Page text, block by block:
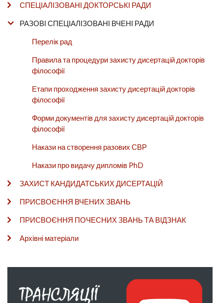
СПЕЦІАЛІЗОВАНІ ДОКТОРСЬКІ РАДИ
РАЗОВІ СПЕЦІАЛІЗОВАНІ ВЧЕНІ РАДИ
Перелік рад
Правила та процедури захисту дисертацій докторів
філософії
Етапи проходження захисту дисертацій докторів
філософії
Форми документів для захисту дисертацій докторів
філософії
Накази на створення разових СВР
Накази про видачу дипломів PhD
ЗАХИСТ КАНДИДАТСЬКИХ ДИСЕРТАЦІЙ
ПРИСВОЄННЯ ВЧЕНИХ ЗВАНЬ
ПРИСВОЄННЯ ПОЧЕСНИХ ЗВАНЬ ТА ВІДЗНАК
Архівні матеріали